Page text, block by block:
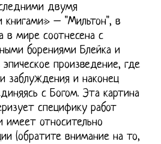
двумя
книгами» – "Мильтон", в
в мире соотнесена с
борениями Блейка и
произведение, где
заблуждения и наконец
с Богом. Эта картина
специфику работ
относительно
(обратите внимание на то,